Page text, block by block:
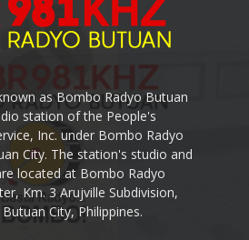
as Bombo Radyo Butuan
station of the People's
Inc. under Bombo Radyo
City. The station's studio and
located at Bombo Radyo
Km. 3 Arujville Subdivision,
City, Philippines.